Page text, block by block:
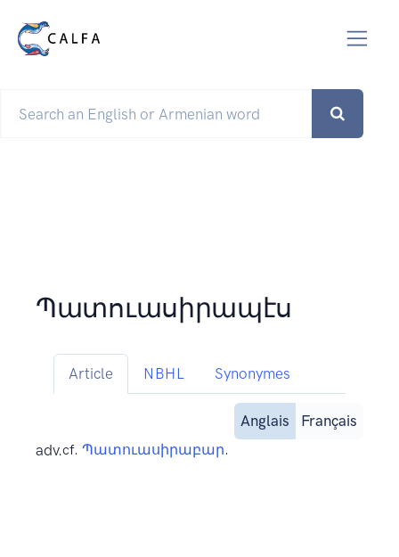
Պատուասիրապէս
Article NBHL Synonymes
Anglais
Français
adv.cf.Պատուասիրաբար.